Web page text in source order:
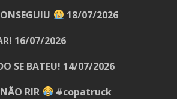
18/07/2026
16/07/2026
SE BATEU! 14/07/2026
RIR
#copatruck